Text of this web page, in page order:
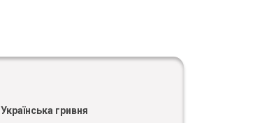
Українська гривня